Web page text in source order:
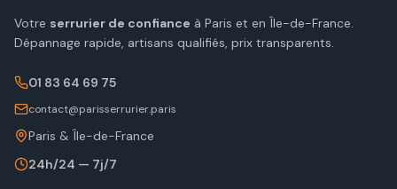
Votre serrurier de confiance à Paris et en Île-de-France.
Dépannage rapide, artisans qualifiés, prix transparents.
01 83 64 69 75
contact@parisserrurier.paris
Paris & Île-de-France
24h/24 — 7j/7